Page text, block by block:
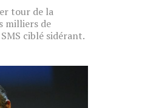
tour de la
milliers de
ciblé sidérant.